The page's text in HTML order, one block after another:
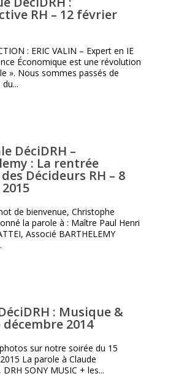
RH – 12 février
: ERIC VALIN – Expert en IE
Économique est une révolution
». Nous sommes passés de
DéciDRH –
: La rentrée
Décideurs RH – 8
de bienvenue, Christophe
la parole à : Maître Paul Henri
Associé BARTHELEMY
: Musique &
décembre 2014
sur notre soirée du 15
La parole à Claude
SONY MUSIC + les...